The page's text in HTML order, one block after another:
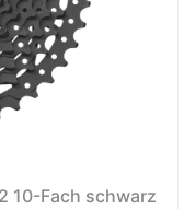
10-Fach schwarz